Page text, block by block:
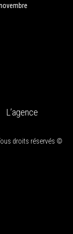
L’agence
droits réservés ©